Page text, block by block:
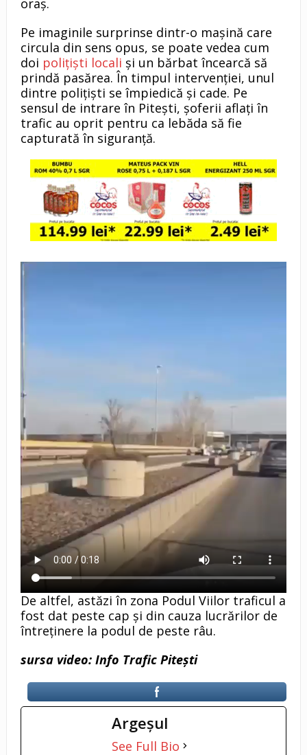
Pe imaginile surprinse dintr-o mașină care
circula din sens opus, se poate vedea cum
doi polițiști locali și un bărbat încearcă să
prindă pasărea. În timpul intervenției, unul
dintre polițiști se împiedică și cade. Pe
sensul de intrare în Pitești, șoferii aflați în
trafic au oprit pentru ca lebăda să fie
capturată în siguranță.
De altfel, astăzi în zona Podul Viilor traficul a
fost dat peste cap și din cauza lucrărilor de
întreținere la podul de peste râu.
sursa video: Info Trafic Pitești
Argeşul
See Full Bio